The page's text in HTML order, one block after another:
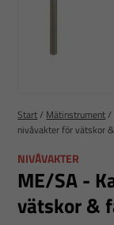
Start/ Mätinstrument/
nivåvakter för vätskor
NIVÅVAKTER
ME/SA -
vätskor &